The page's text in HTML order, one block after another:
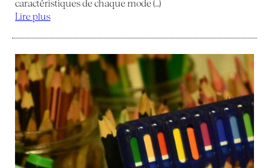
caractéristiques de chaque mode (…)
Lire plus